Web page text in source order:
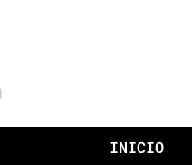
INICIO